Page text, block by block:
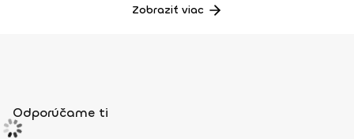
Zobraziť viac
Odporúčame ti